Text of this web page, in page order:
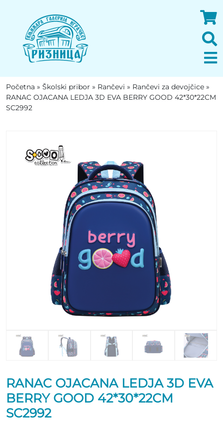
Početna » Školski pribor » Rančevi » Rančevi za devojčice »
RANAC OJACANA LEDJA 3D EVA BERRY GOOD 42*30*22CM
SC2992
RANAC OJACANA LEDJA 3D EVA
BERRY GOOD 42*30*22CM
SC2992